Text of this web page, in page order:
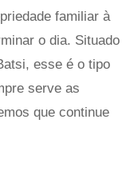
familiar à
o dia. Situado
esse é o tipo
serve as
que continue